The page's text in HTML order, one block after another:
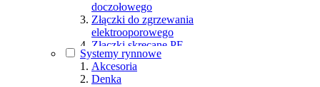
doczołowego
Złączki do zgrzewania
elektrooporowego
Złączki skręcane PE
Złączki strażackie
Systemy rynnowe
Akcesoria
Denka